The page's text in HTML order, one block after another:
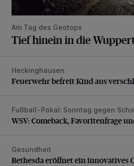
Am Tag des Geotops
Tief hinein in die
Feuerwehr befreit Kind aus
Heckinghausen
Feuerwehr befreit Kind aus
WSV: Comeback, Favoritenfrage
Fußball-Pokal: Sonntag gegen
WSV: Comeback, Favoritenfrage
Bethesda eröffnet ein innovatives
Gesundheit
Bethesda eröffnet ein innovatives